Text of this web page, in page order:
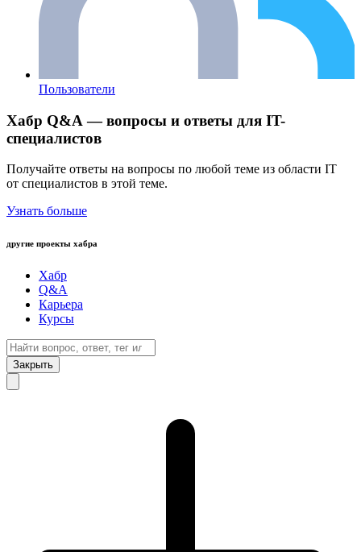
Пользователи
Хабр Q&A — вопросы и ответы для IT-
специалистов
Получайте ответы на вопросы по любой теме из области IT
от специалистов в этой теме.
Узнать больше
другие проекты хабра
Хабр
Q&A
Карьера
Курсы
Закрыть